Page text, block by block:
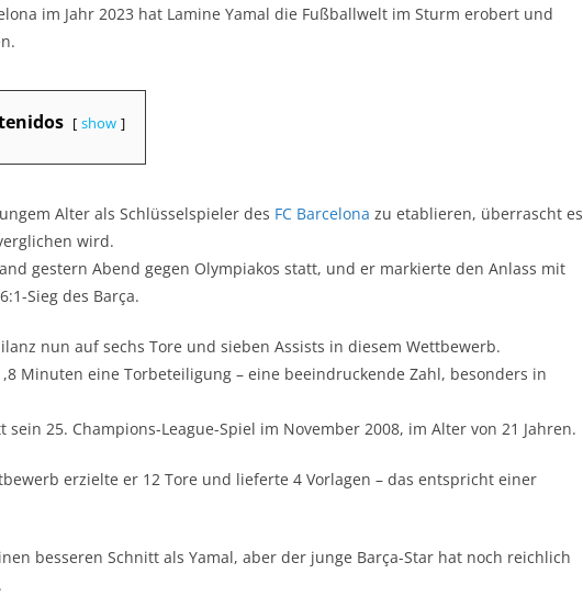
im Jahr 2023 hat Lamine Yamal die Fußballwelt im Sturm erobert und
show
Alter als Schlüsselspieler des FC Barcelona zu etablieren, überrascht es
wird.
gestern Abend gegen Olympiakos statt, und er markierte den Anlass mit
Sieg des Barça.
nun auf sechs Tore und sieben Assists in diesem Wettbewerb.
Minuten eine Torbeteiligung – eine beeindruckende Zahl, besonders in
25. Champions-League-Spiel im November 2008, im Alter von 21 Jahren.
erzielte er 12 Tore und lieferte 4 Vorlagen – das entspricht einer
besseren Schnitt als Yamal, aber der junge Barça-Star hat noch reichlich